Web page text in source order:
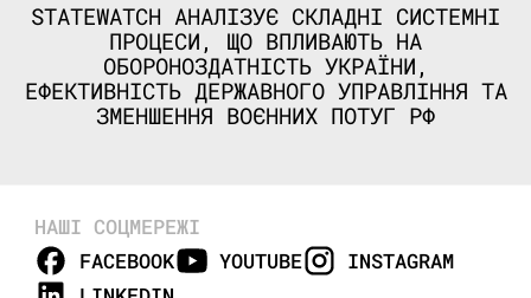
STATEWATCH АНАЛІЗУЄ СКЛАДНІ СИСТЕМНІ
ПРОЦЕСИ, ЩО ВПЛИВАЮТЬ НА
ОБОРОНОЗДАТНІСТЬ УКРАЇНИ,
ЕФЕКТИВНІСТЬ ДЕРЖАВНОГО УПРАВЛІННЯ ТА
ЗМЕНШЕННЯ ВОЄННИХ ПОТУГ РФ
НАШІ СОЦМЕРЕЖІ
FACEBOOK
YOUTUBE
INSTAGRAM